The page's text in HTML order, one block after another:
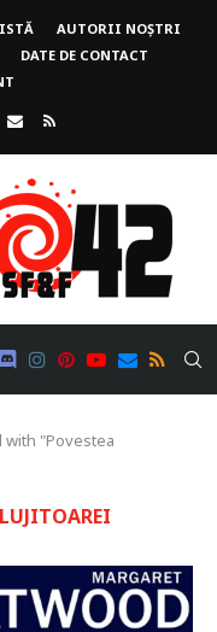
AUTORII NOȘTRI
DATE DE CONTACT
with "Povestea